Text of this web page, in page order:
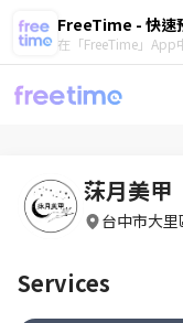
FreeTime - 快速
在「FreeTime」App
莯月美甲
台中市大里
Services